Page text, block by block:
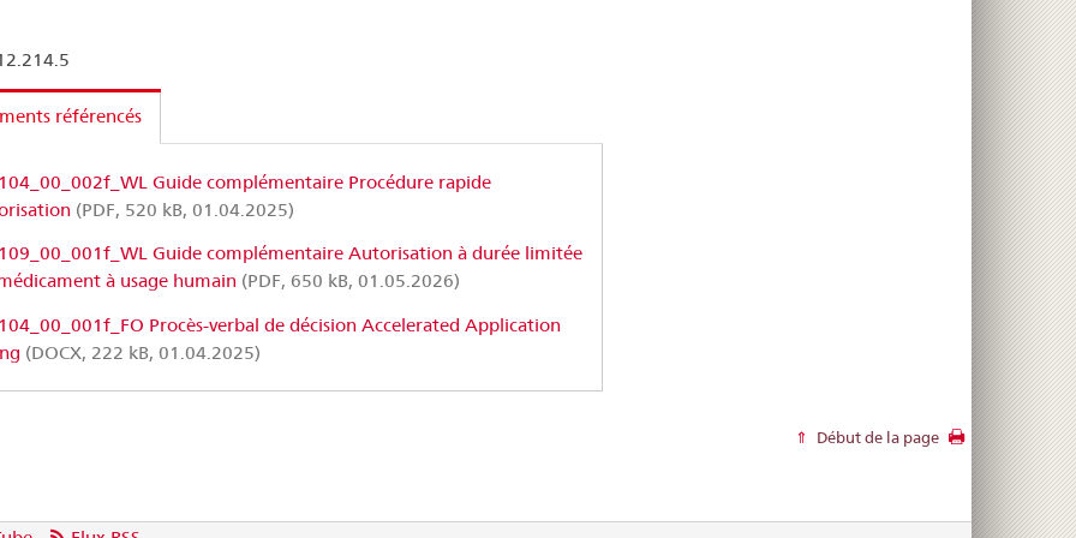
référencés
Guide complémentaire Procédure rapide
(PDF, 520 kB, 01.04.2025)
Guide complémentaire Autorisation à durée limitée
à usage humain (PDF, 650 kB, 01.05.2026)
Procès-verbal de décision Accelerated Application
(DOCX, 222 kB, 01.04.2025)
Début de la page